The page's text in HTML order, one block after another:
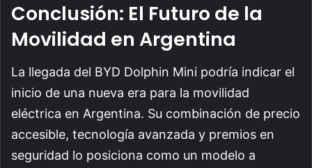
Conclusión: El Futuro de la
Movilidad en Argentina
La llegada del BYD Dolphin Mini podría indicar el
inicio de una nueva era para la movilidad
eléctrica en Argentina. Su combinación de precio
accesible, tecnología avanzada y premios en
seguridad lo posiciona como un modelo a